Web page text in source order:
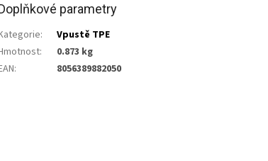
parametry
:
Vpustě TPE
:
0.873 kg
: 8056389882050